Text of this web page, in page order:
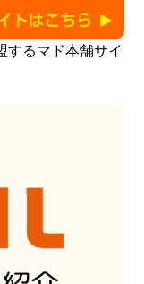
するマド本舗サイ